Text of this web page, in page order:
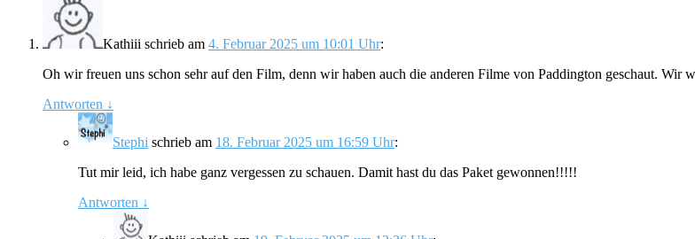
Kathiii schrieb am 4. Februar 2025 um 10:01 Uhr:
Oh wir freuen uns schon sehr auf den Film, denn wir haben auch die anderen Filme von Paddington geschaut. Wir
Antworten ↓
Stephi schrieb am 18. Februar 2025 um 16:59 Uhr:
Tut mir leid, ich habe ganz vergessen zu schauen. Damit hast du das Paket gewonnen!!!!!
Antworten ↓